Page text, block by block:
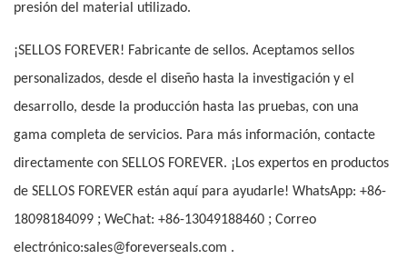
presión del material utilizado.
¡SELLOS FOREVER! Fabricante de sellos. Aceptamos sellos
personalizados, desde el diseño hasta la investigación y el
desarrollo, desde la producción hasta las pruebas, con una
gama completa de servicios. Para más información, contacte
directamente con SELLOS FOREVER. ¡Los expertos en productos
de SELLOS FOREVER están aquí para ayudarle! WhatsApp: +86-
18098184099 ; WeChat: +86-13049188460 ; Correo
electrónico:sales@foreverseals.com .